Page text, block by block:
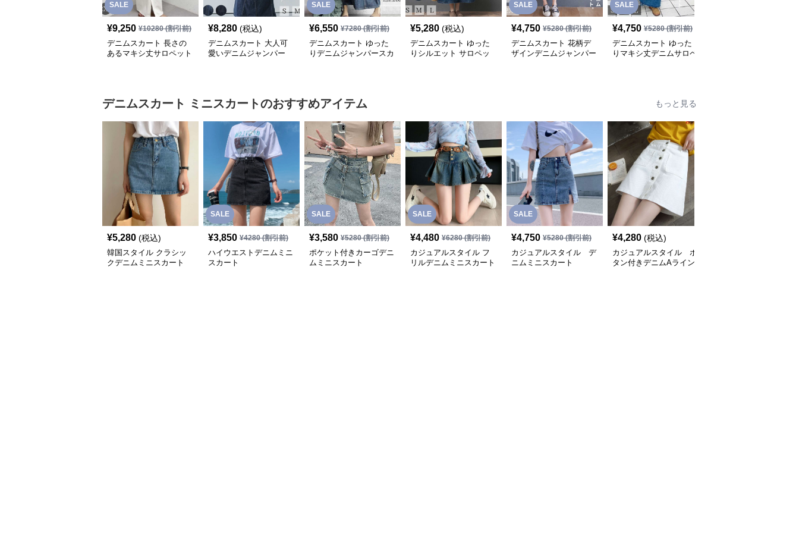
SALE
¥9,250 ¥10280(割引前)
デニムスカート 長さの
あるマキシ丈サロペット
¥8,280 (税込)
デニムスカート 大人可
愛いデニムジャンパー
SALE
¥6,550 ¥7280(割引前)
デニムスカート ゆった
りデニムジャンパースカ
¥5,280 (税込)
デニムスカート ゆった
りシルエット サロペッ
SALE
¥4,750 ¥5280(割引前)
デニムスカート 花柄デ
ザインデニムジャンパー
SALE
¥4,750 ¥5280(割引前)
デニムスカート ゆった
りマキシ丈デニムサロペ
デニムスカート ミニスカートのおすすめアイテム もっと見る
¥5,280 (税込)
韓国スタイル クラシッ
クデニムミニスカート
SALE
¥3,850 ¥4280(割引前)
ハイウエストデニムミニ
スカート
SALE
¥3,580 ¥5280(割引前)
ポケット付きカーゴデニ
ムミニスカート
SALE
¥4,480 ¥6280(割引前)
カジュアルスタイル フ
リルデニムミニスカート
SALE
¥4,750 ¥5280(割引前)
カジュアルスタイル デ
ニムミニスカート
¥4,280 (税込)
カジュアルスタイル ボ
タン付きデニムAライン